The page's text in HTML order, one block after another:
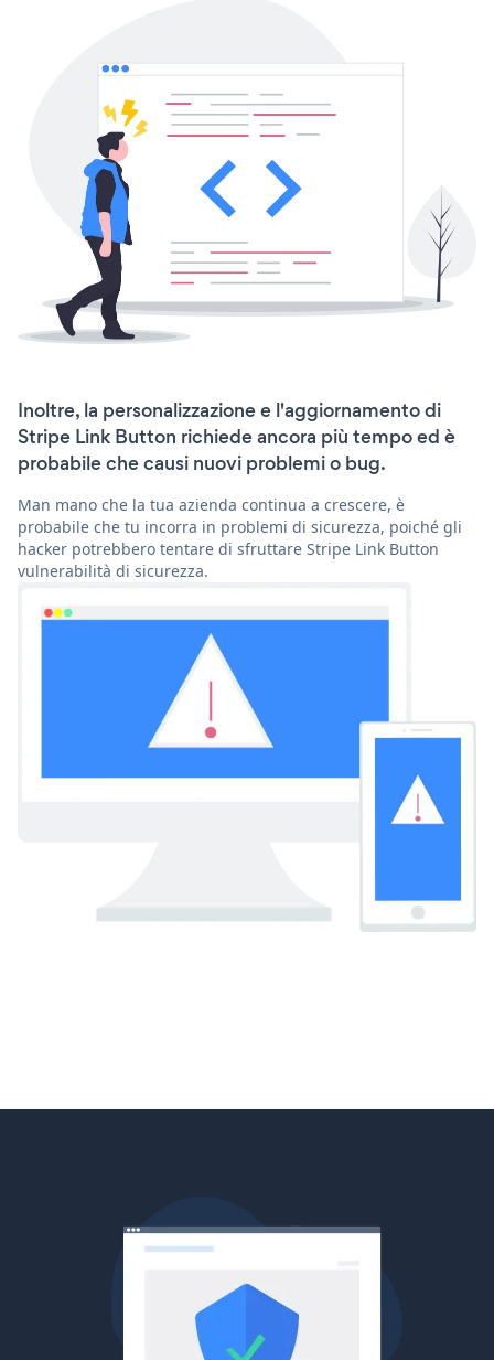
Inoltre, la personalizzazione e l'aggiornamento di
Stripe Link Button richiede ancora più tempo ed è
probabile che causi nuovi problemi o bug.
Man mano che la tua azienda continua a crescere, è
probabile che tu incorra in problemi di sicurezza, poiché gli
hacker potrebbero tentare di sfruttare Stripe Link Button
vulnerabilità di sicurezza.